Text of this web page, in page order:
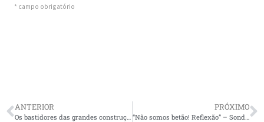
ANTERIOR
Os bastidores das grandes construções
PRÓXIMO
“Não somos betão! Reflexão” – Sondar.i (Grupo ISQ)